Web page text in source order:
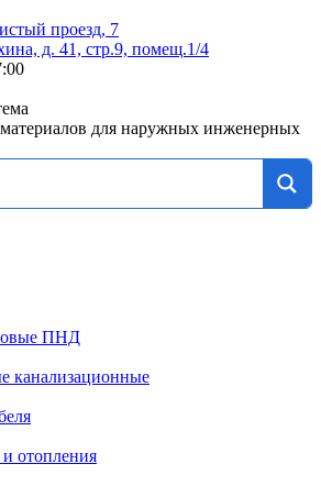
проезд, 7
д. 41, стр.9, помещ.1/4
для наружных инженерных
ПНД
канализационные
отопления